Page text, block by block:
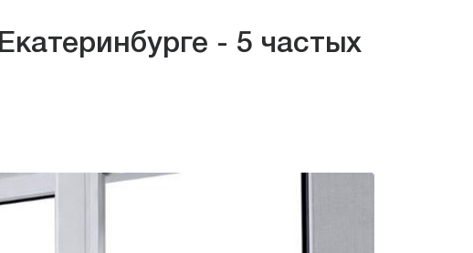
- 5 частых